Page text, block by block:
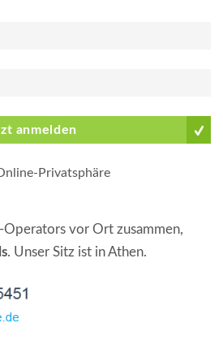
anmelden
Privatsphäre
vor Ort zusammen,
. Unser Sitz ist in Athen.